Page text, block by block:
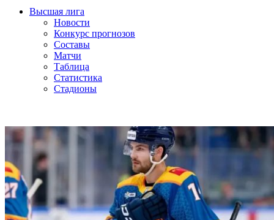
Высшая лига
Новости
Конкурс прогнозов
Составы
Матчи
Таблица
Статистика
Стадионы